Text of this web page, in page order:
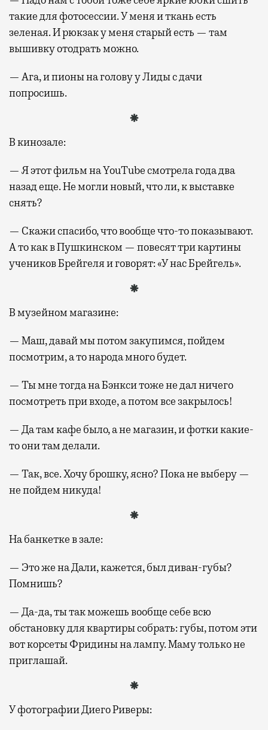
такие для фотосессии. У меня и ткань есть
зеленая. И рюкзак у меня старый есть — там
вышивку отодрать можно.
— Ага, и пионы на голову у Лиды с дачи
попросишь.
В кинозале:
— Я этот фильм на YouTube смотрела года два
назад еще. Не могли новый, что ли, к выставке
снять?
— Скажи спасибо, что вообще что-то показывают.
А то как в Пушкинском — повесят три картины
учеников Брейгеля и говорят: «У нас Брейгель».
В музейном магазине:
— Маш, давай мы потом закупимся, пойдем
посмотрим, а то народа много будет.
— Ты мне тогда на Бэнкси тоже не дал ничего
посмотреть при входе, а потом все закрылось!
— Да там кафе было, а не магазин, и фотки какие-
то они там делали.
— Так, все. Хочу брошку, ясно? Пока не выберу —
не пойдем никуда!
На банкетке в зале:
— Это же на Дали, кажется, был диван-губы?
Помнишь?
— Да-да, ты так можешь вообще себе всю
обстановку для квартиры собрать: губы, потом эти
вот корсеты Фридины на лампу. Маму только не
приглашай.
У фотографии Диего Риверы: